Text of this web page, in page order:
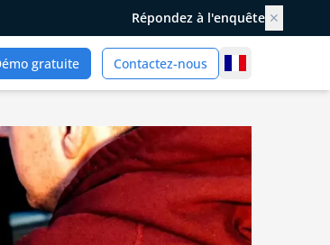
Répondez à l'enquête ✕
la recherche
gratuite Contactez-nous